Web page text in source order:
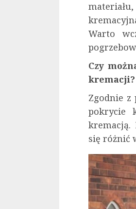
Warto
Czy
kremacji?
Zgodnie z
pokrycie
kremacją.
się różnić